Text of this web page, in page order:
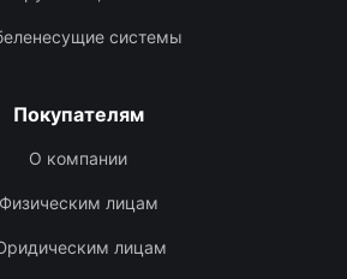
системы
Покупателям
О компании
Физическим лицам
лицам